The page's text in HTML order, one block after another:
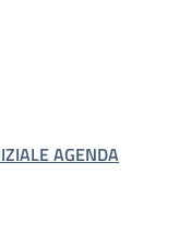
AGENDA